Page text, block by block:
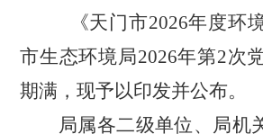
《天门市2026年度环
市生态环境局2026年第2次
期满，现予以印发并公布。
局属各二级单位、局机